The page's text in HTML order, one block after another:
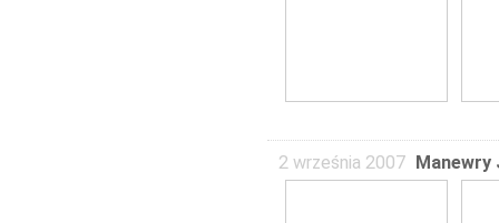
2 września 2007 Manewry